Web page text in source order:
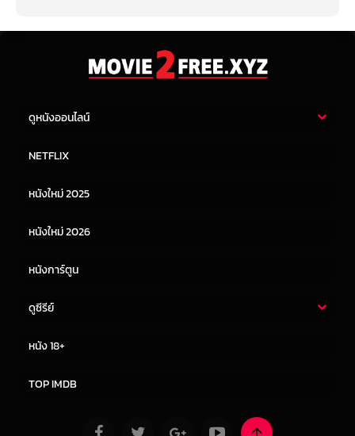
ดูหนังออนไลน์
หนังจีน
NETFLIX
หนังใหม่ 2025
หนังใหม่ 2026
หนังการ์ตูน
ดูซีรีย์
หนัง 18+
TOP IMDB